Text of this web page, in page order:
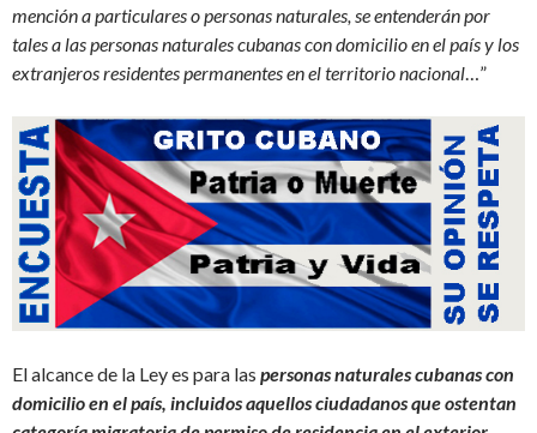
mención a particulares o personas naturales, se entenderán por
tales a las personas naturales cubanas con domicilio en el país y los
extranjeros residentes permanentes en el territorio nacional…”
El alcance de la Ley es para las personas naturales cubanas con
domicilio en el país, incluidos aquellos ciudadanos que ostentan